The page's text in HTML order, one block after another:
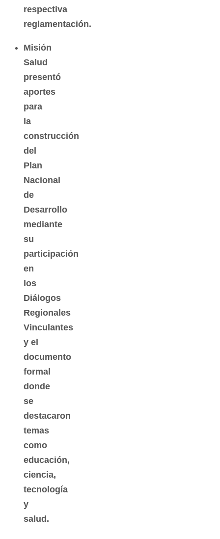
respectiva
reglamentación.
Misión
Salud
presentó
aportes
para
la
construcción
del
Plan
Nacional
de
Desarrollo
mediante
su
participación
en
los
Diálogos
Regionales
Vinculantes
y el
documento
formal
donde
se
destacaron
temas
como
educación,
ciencia,
tecnología
y
salud.